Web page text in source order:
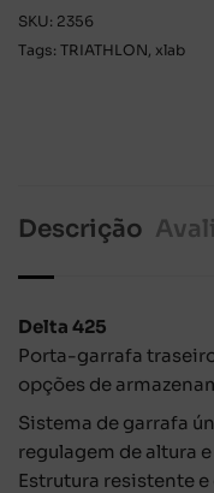
SKU: 2356
Tags: TRIATHLON, xlab
Descrição
Delta 425
Porta-garrafa
opções de
Sistema de garrafa
regulagem de altura
Estrutura resistente